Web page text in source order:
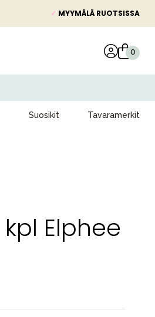
✓ MYYMÄLÄ RUOTSISSA
Suosikit Tavaramerkit
Elphee